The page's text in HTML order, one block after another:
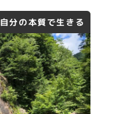
自分の本質で生きる